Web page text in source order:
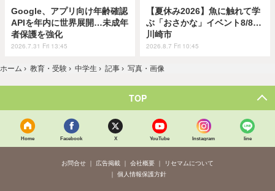
Google、アプリ向け年齢確認
APIを年内に世界展開…未成年
者保護を強化
2026.7.31 Fri 13:45
【夏休み2026】魚に触れて学
ぶ「おさかな」イベント8/8…
川崎市
2026.8.7 Fri 10:45
ホーム › 教育・受験 › 中学生 › 記事 › 写真・画像
TOP
Home Facebook X YouTube Instagram line
お問合せ 広告掲載 会社概要
リセマムについて
個人情報保護方針